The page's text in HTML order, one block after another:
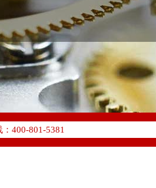
告
写字楼D座11层1102室（需提前预约）